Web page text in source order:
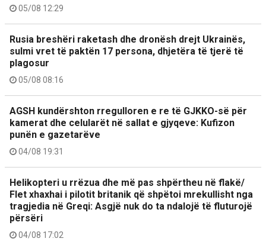
05/08 12:29
Rusia breshëri raketash dhe dronësh drejt Ukrainës,
sulmi vret të paktën 17 persona, dhjetëra të tjerë të
plagosur
05/08 08:16
AGSH kundërshton rregulloren e re të GJKKO-së për
kamerat dhe celularët në sallat e gjyqeve: Kufizon
punën e gazetarëve
04/08 19:31
Helikopteri u rrëzua dhe më pas shpërtheu në flakë/
Flet xhaxhai i pilotit britanik që shpëtoi mrekullisht nga
tragjedia në Greqi: Asgjë nuk do ta ndalojë të fluturojë
përsëri
04/08 17:02